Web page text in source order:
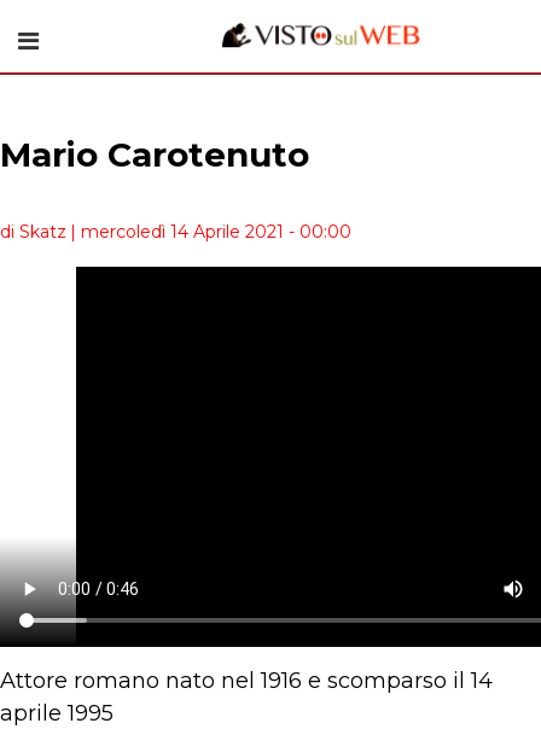
Mario Carotenuto
di Skatz | mercoledì 14 Aprile 2021 - 00:00
Attore romano nato nel 1916 e scomparso il 14
aprile 1995